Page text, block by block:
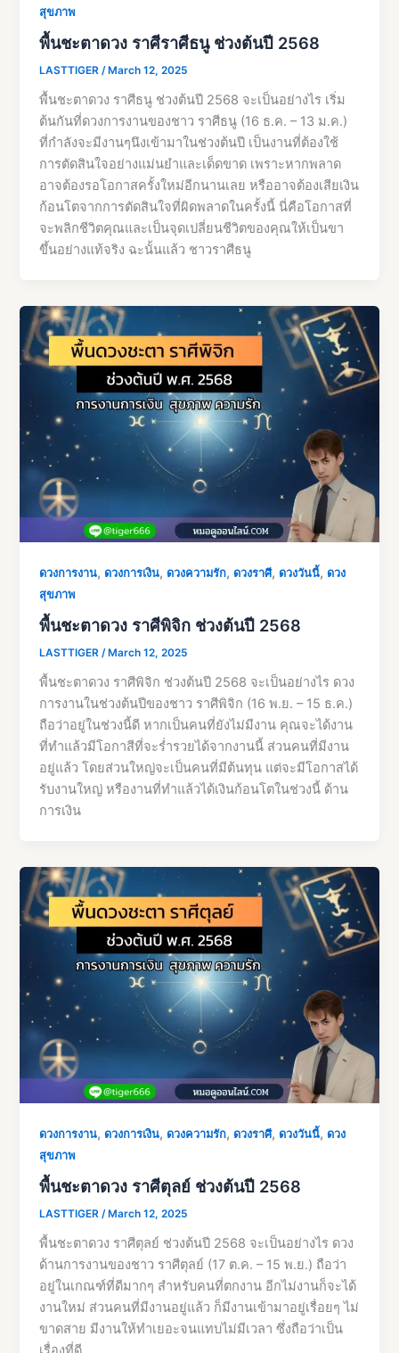
สุขภาพ
พื้นชะตาดวง ราศีราศีธนู ช่วงต้นปี 2568
LASTTIGER/ March 12, 2025
พื้นชะตาดวง ราศีธนู ช่วงต้นปี 2568 จะเป็นอย่างไร เริ่ม
ต้นกันที่ดวงการงานของชาว ราศีธนู (16 ธ.ค. – 13 ม.ค.)
ที่กำลังจะมีงานๆนึงเข้ามาในช่วงต้นปี เป็นงานที่ต้องใช้
การตัดสินใจอย่างแม่นยำและเด็ดขาด เพราะหากพลาด
อาจต้องรอโอกาสครั้งใหม่อีกนานเลย หรืออาจต้องเสียเงิน
ก้อนโตจากการตัดสินใจที่ผิดพลาดในครั้งนี้ นี่คือโอกาสที่
จะพลิกชีวิตคุณและเป็นจุดเปลี่ยนชีวิตของคุณให้เป็นขา
ขึ้นอย่างแท้จริง ฉะนั้นแล้ว ชาวราศีธนู
ดวงการงาน,ดวงการเงิน,ดวงความรัก,ดวงราศี,ดวงวันนี้,ดวง
สุขภาพ
พื้นชะตาดวง ราศีพิจิก ช่วงต้นปี 2568
LASTTIGER/March 12, 2025
พื้นชะตาดวง ราศีพิจิก ช่วงต้นปี 2568 จะเป็นอย่างไร ดวง
การงานในช่วงต้นปีของชาว ราศีพิจิก (16 พ.ย. – 15 ธ.ค.)
ถือว่าอยู่ในช่วงนี้ดี หากเป็นคนที่ยังไม่มีงาน คุณจะได้งาน
ที่ทำแล้วมีโอกาสีที่จะร่ำรวยได้จากงานนี้ ส่วนคนที่มีงาน
อยู่แล้ว โดยส่วนใหญ่จะเป็นคนที่มีต้นทุน แต่จะมีโอกาสได้
รับงานใหญ่ หรืองานที่ทำแล้วได้เงินก้อนโตในช่วงนี้ ด้าน
การเงิน
ดวงการงาน,ดวงการเงิน,ดวงความรัก,ดวงราศี,ดวงวันนี้,ดวง
สุขภาพ
พื้นชะตาดวง ราศีตุลย์ ช่วงต้นปี 2568
LASTTIGER/March 12, 2025
พื้นชะตาดวง ราศีตุลย์ ช่วงต้นปี 2568 จะเป็นอย่างไร ดวง
ด้านการงานของชาว ราศีตุลย์ (17 ต.ค. – 15 พ.ย.) ถือว่า
อยู่ในเกณฑ์ที่ดีมากๆ สำหรับคนที่ตกงาน อีกไม่งานก็จะได้
งานใหม่ ส่วนคนที่มีงานอยู่แล้ว ก็มีงานเข้ามาอยู่เรื่อยๆ ไม่
ขาดสาย มีงานให้ทำเยอะจนแทบไม่มีเวลา ซึ่งถือว่าเป็น